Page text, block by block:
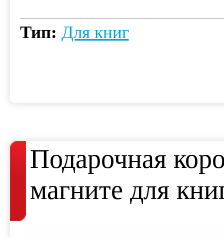
Тип: Для книг
Подарочная
магните для